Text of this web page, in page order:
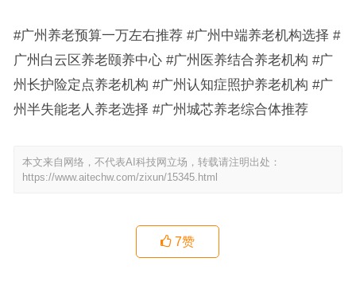
#广州养老预算一万左右推荐 #广州中端养老机构选择 #
广州白云区养老颐养中心 #广州医养结合养老机构 #广
州长护险定点养老机构 #广州认知症照护养老机构 #广
州半失能老人养老选择 #广州城芯养老综合体推荐
本文来自网络，不代表AI科技网立场，转载请注明出处：
https://www.aitechw.com/zixun/15345.html
7赞